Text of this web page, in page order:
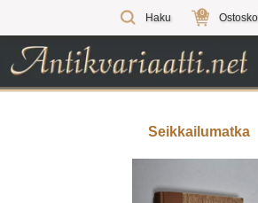
Haku 0
Seikkailumatka